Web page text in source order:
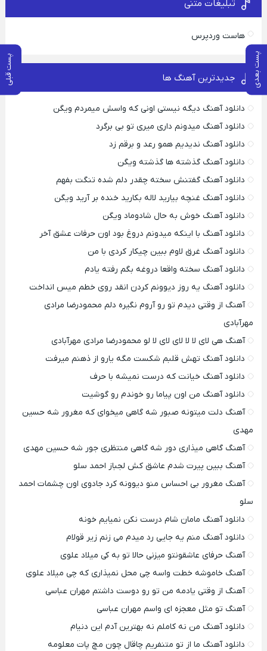
پست بعدی پست قبلی
تبلیغات متنی
هاست وردپرس
جدیدترین آهنگ ها
دانلود آهنگ دیگه نیستی اونی که واسش میمردم ویگن
دانلود آهنگ میدونم داری میری تو بی برگرد
دانلود آهنگ ندیدیم همو رعد و برقم زد
دانلود آهنگ گذشته ها گذشته ویگن
دانلود آهنگ گفتنش سخته چقدر دلم شده تنگت بفهم
دانلود آهنگ غنچه بیارید لاله بکارید خنده بر آرید ویگن
دانلود آهنگ خوش به حال شادوماد ویگن
دانلود آهنگ با اینکه میدونم دروغ بود اون حرفات عشق آخر
دانلود آهنگ غرق لاوم ببین چیکار کردی با من
دانلود آهنگ سخته واقعا دروغه بگم رفته یادم
دانلود آهنگ یه روز دیوونم کردن انقد روی خطم میس انداخت
آهنگ از وقتی دیدم تو رو آروم نگیره دلم محمودرضا مرادی
مهرآبادی
آهنگ هی لای لا لا لای لای لا لو محمودرضا مرادی مهرآبادی
دانلود آهنگ تهش قلبم شکست مگه یارو از ذهنم میرفت
دانلود آهنگ خیانت که درست نمیشه با حرف
دانلود آهنگ من اون پیاما رو خوندم رو گوشیت
آهنگ دلت میتونه صبور شه گاهی میخوای که مغرور شه حسین
مهدی
آهنگ گاهی میذاری دور شه گاهی منتظری جور شه حسین مهدی
آهنگ ببین پیرت شدم عاشق کش لجباز احمد سلو
آهنگ مغرور بی احساس منو دیوونه کرد جادوی اون چشمات احمد
سلو
دانلود آهنگ مامان شام درست نکن نمیایم خونه
دانلود آهنگ منم یه جایی رد میدم می زنم زیر قولام
آهنگ حرفای عاشقونتو میزنی حالا تو به کی میلاد علوی
آهنگ خاموشه خطت واسه چی محل نمیذاری که چی میلاد علوی
آهنگ از وقتی یادمه من تو رو دوست داشتم مهران عباسی
آهنگ تو مثل معجزه ای واسم مهران عباسی
دانلود آهنگ من نه کاملم نه بهترین آدم این دنیام
دانلود آهنگ ما از تو متنفریم چاقال چون مچ پات معلومه